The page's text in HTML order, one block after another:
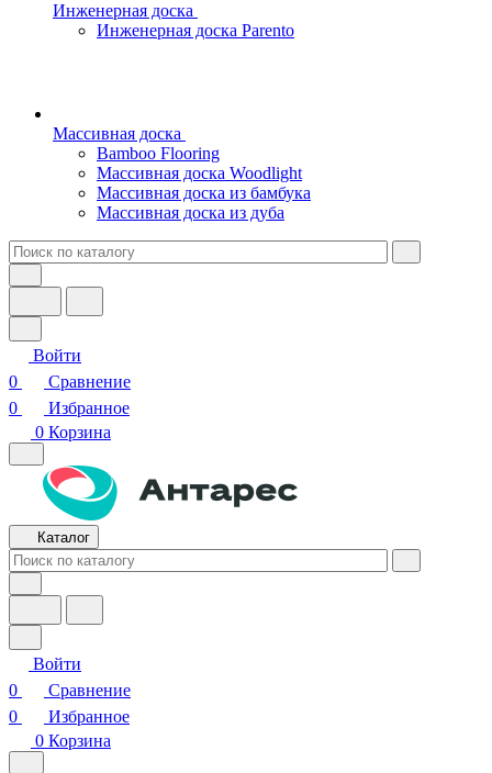
Инженерная доска
Инженерная доска Parento
Массивная доска
Bamboo Flooring
Массивная доска Woodlight
Массивная доска из бамбука
Массивная доска из дуба
Войти
0
Сравнение
0
Избранное
0 Корзина
Каталог
Войти
0
Сравнение
0
Избранное
0 Корзина